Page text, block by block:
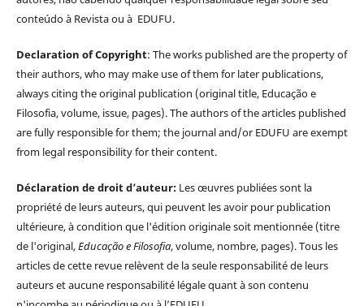
conteúdo à Revista ou à EDUFU.
Declaration of Copyright: The works published are the property of
their authors, who may make use of them for later publications,
always citing the original publication (original title, Educação e
Filosofia, volume, issue, pages). The authors of the articles published
are fully responsible for them; the journal and/or EDUFU are exempt
from legal responsibility for their content.
Déclaration de droit d’auteur: Les œuvres publiées sont la
propriété de leurs auteurs, qui peuvent les avoir pour publication
ultérieure, à condition que l'édition originale soit mentionnée (titre
de l'original,Educação e Filosofia, volume, nombre, pages). Tous les
articles de cette revue relèvent de la seule responsabilité de leurs
auteurs et aucune responsabilité légale quant à son contenu